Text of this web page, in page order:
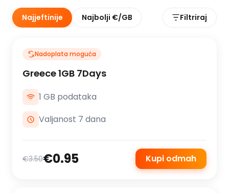
Najjeftinije Najbolji €/GB Filtriraj
Nadoplata moguća
Greece 1GB 7Days
1 GB podataka
Valjanost 7 dana
€3.50€0.95 Kupi odmah